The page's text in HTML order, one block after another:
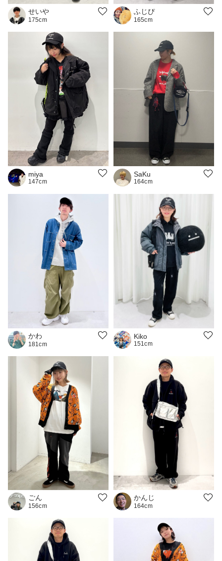
せいや
175cm
ふじぴ
165cm
miya
147cm
SaKu
164cm
かわ
181cm
Kiko
151cm
ごん
156cm
かんじ
164cm